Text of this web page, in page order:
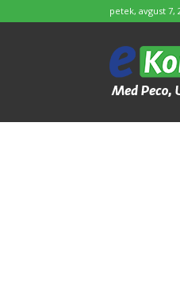
petek, avgust 7,
e-
Koroška